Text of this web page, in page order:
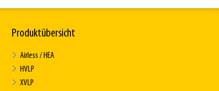
Produktübersicht
Airless / HEA
HVLP
XVLP